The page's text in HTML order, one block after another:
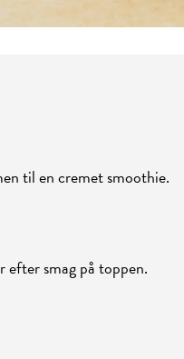
til en cremet smoothie.
smag på toppen.